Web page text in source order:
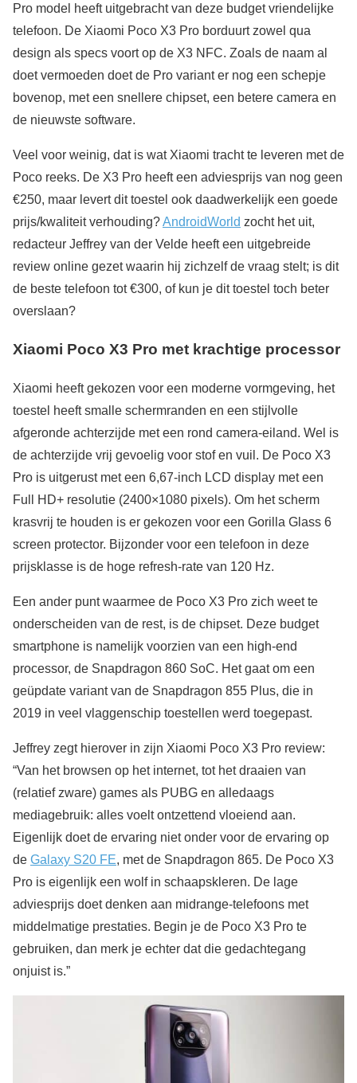
Pro model heeft uitgebracht van deze budget vriendelijke
telefoon. De Xiaomi Poco X3 Pro borduurt zowel qua
design als specs voort op de X3 NFC. Zoals de naam al
doet vermoeden doet de Pro variant er nog een schepje
bovenop, met een snellere chipset, een betere camera en
de nieuwste software.
Veel voor weinig, dat is wat Xiaomi tracht te leveren met de
Poco reeks. De X3 Pro heeft een adviesprijs van nog geen
€250, maar levert dit toestel ook daadwerkelijk een goede
prijs/kwaliteit verhouding?AndroidWorld zocht het uit,
redacteur Jeffrey van der Velde heeft een uitgebreide
review online gezet waarin hij zichzelf de vraag stelt; is dit
de beste telefoon tot €300, of kun je dit toestel toch beter
overslaan?
Xiaomi Poco X3 Pro met krachtige processor
Xiaomi heeft gekozen voor een moderne vormgeving, het
toestel heeft smalle schermranden en een stijlvolle
afgeronde achterzijde met een rond camera-eiland. Wel is
de achterzijde vrij gevoelig voor stof en vuil. De Poco X3
Pro is uitgerust met een 6,67-inch LCD display met een
Full HD+ resolutie (2400×1080 pixels). Om het scherm
krasvrij te houden is er gekozen voor een Gorilla Glass 6
screen protector. Bijzonder voor een telefoon in deze
prijsklasse is de hoge refresh-rate van 120 Hz.
Een ander punt waarmee de Poco X3 Pro zich weet te
onderscheiden van de rest, is de chipset. Deze budget
smartphone is namelijk voorzien van een high-end
processor, de Snapdragon 860 SoC. Het gaat om een
geüpdate variant van de Snapdragon 855 Plus, die in
2019 in veel vlaggenschip toestellen werd toegepast.
Jeffrey zegt hierover in zijn Xiaomi Poco X3 Pro review:
“Van het browsen op het internet, tot het draaien van
(relatief zware) games als PUBG en alledaags
mediagebruik: alles voelt ontzettend vloeiend aan.
Eigenlijk doet de ervaring niet onder voor de ervaring op
de Galaxy S20 FE, met de Snapdragon 865. De Poco X3
Pro is eigenlijk een wolf in schaapskleren. De lage
adviesprijs doet denken aan midrange-telefoons met
middelmatige prestaties. Begin je de Poco X3 Pro te
gebruiken, dan merk je echter dat die gedachtegang
onjuist is.”